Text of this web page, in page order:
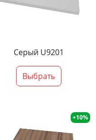
Серый U9201
Выбрать
+10%